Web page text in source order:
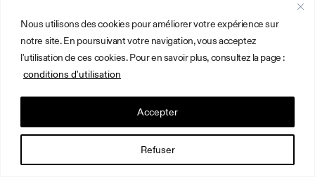
Nous utilisons des cookies pour améliorer votre expérience sur
notre site. En poursuivant votre navigation, vous acceptez
l'utilisation de ces cookies. Pour en savoir plus, consultez la page :
conditions d'utilisation
Refuser
Accepter
Français